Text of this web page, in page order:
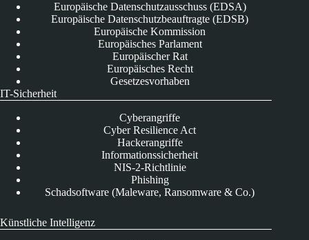
Europäische Datenschutzausschuss (EDSA)
Europäische Datenschutzbeauftragte (EDSB)
Europäische Kommission
Europäisches Parlament
Europäischer Rat
Europäisches Recht
Gesetzesvorhaben
IT-Sicherheit
Cyberangriffe
Cyber Resilience Act
Hackerangriffe
Informationssicherheit
NIS-2-Richtlinie
Phishing
Schadsoftware (Maleware, Ransomware & Co.)
Künstliche Intelligenz